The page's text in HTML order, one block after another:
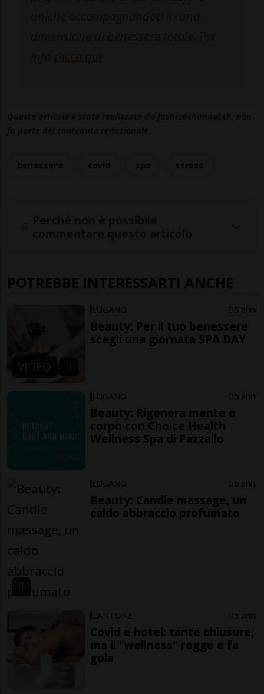
POTREBBE INTERESSARTI ANCHE
VIDEO
LUGANO 5 anni
Beauty: Per il tuo benessere
scegli una giornata SPA DAY
LUGANO 5 anni
Beauty: Rigenera mente e
corpo con Choice Health
Wellness Spa di Pazzallo
LUGANO 6 anni
Beauty: Candle massage, un
caldo abbraccio profumato
CANTONE 5 anni
Covid e hotel: tante chiusure,
ma il "wellness" regge e fa
gola